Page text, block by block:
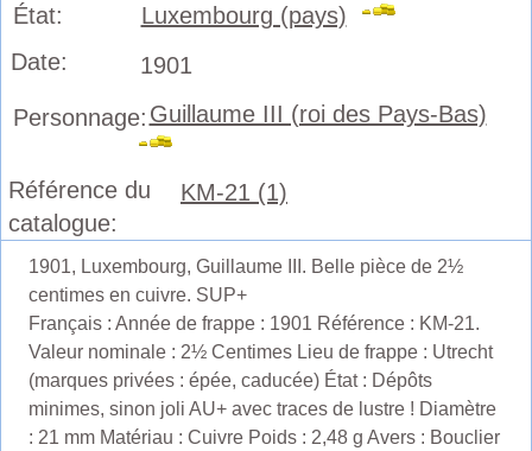
État:
Luxembourg (pays)
Date:
1901
Personnage: Guillaume III (roi des Pays-Bas)
Référence du
catalogue:
KM-21 (1)
1901, Luxembourg, Guillaume III. Belle pièce de 2½
centimes en cuivre. SUP+
Français : Année de frappe : 1901 Référence : KM-21.
Valeur nominale : 2½ Centimes Lieu de frappe : Utrecht
(marques privées : épée, caducée) État : Dépôts
minimes, sinon joli AU+ avec traces de lustre ! Diamètre
: 21 mm Matériau : Cuivre Poids : 2,48 g Avers : Bouclier